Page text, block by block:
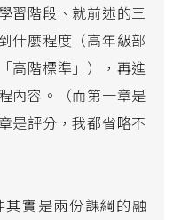
習階段、就前述的三
什麼程度（高年級部
高階標準」），再進
內容。（而第一章是
是評分，我都省略不
實是兩份課綱的融